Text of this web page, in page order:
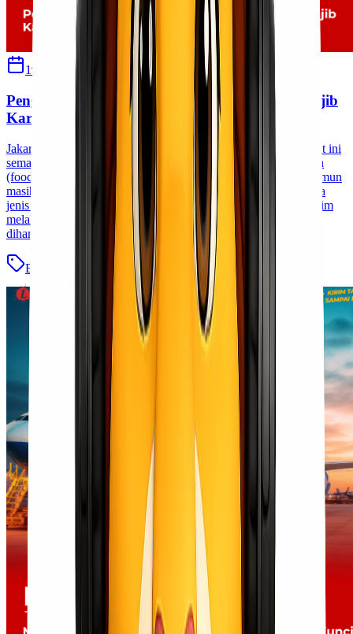
19 Mei 2026 Sherly
Pengiriman Produk Hewani dan Tumbuhan Wajib
Karantina
Jakarta Pengiriman barang antar daerah maupun antar pulau saat ini
semakin meningkat, khususnya untuk komoditi seperti makanan
(food stuff), tumbuhan, produk hewani, hingga hasil nabati. Namun
masih banyak pengirim yang belum memahami bahwa beberapa
jenis barang wajib dilengkapi dokumen karantina sebelum dikirim
melalui jalur udara, laut, maupun darat. Melalui sosialisasi ini,
diharapkan customer dan [&hellip;]
Blog Baca Selengkapnya